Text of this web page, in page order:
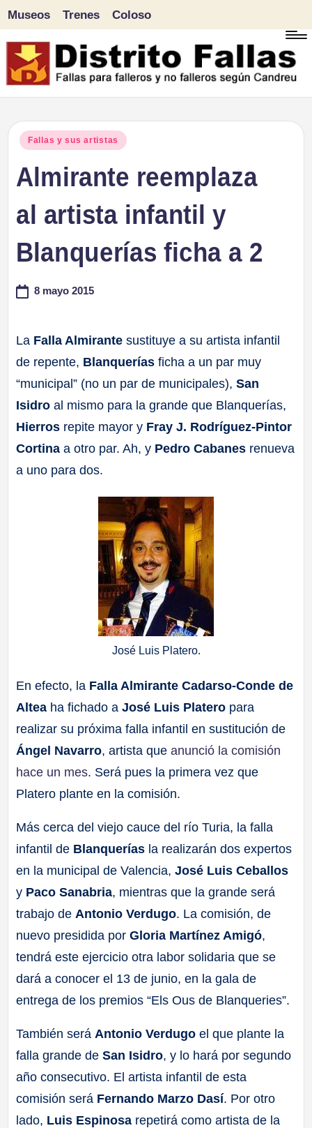
Saltar
al
Museos Trenes Coloso
Publicado
Fallas y sus artistas
Almirante reemplaza
al artista infantil y
Blanquerías ficha a 2
8 mayo 2015
La Falla Almirante sustituye a su artista infantil
de repente, Blanquerías ficha a un par muy
“municipal” (no un par de municipales),San
Isidro al mismo para la grande que Blanquerías,
Hierros repite mayor y Fray J. Rodríguez-Pintor
Cortina a otro par. Ah, y Pedro Cabanes renueva
a uno para dos.
José Luis Platero.
En efecto, la Falla Almirante Cadarso-Conde de
Altea ha fichado aJosé Luis Platero para
realizar su próxima falla infantil en sustitución de
Ángel Navarro, artista queanunció la comisión
hace un mes. Será pues la primera vez que
Platero plante en la comisión.
Más cerca del viejo cauce del río Turia, la falla
infantil de Blanquerías la realizarán dos expertos
en la municipal de Valencia,José Luis Ceballos
y Paco Sanabria, mientras que la grande será
trabajo deAntonio Verdugo. La comisión, de
nuevo presidida porGloria Martínez Amigó,
tendrá este ejercicio otra labor solidaria que se
dará a conocer el 13 de junio, en la gala de
entrega de los premios “Els Ous de Blanqueries”.
También será Antonio Verdugo el que plante la
falla grande deSan Isidro, y lo hará por segundo
año consecutivo. El artista infantil de esta
comisión será Fernando Marzo Dasí. Por otro
lado, Luis Espinosa repetirá como artista de la